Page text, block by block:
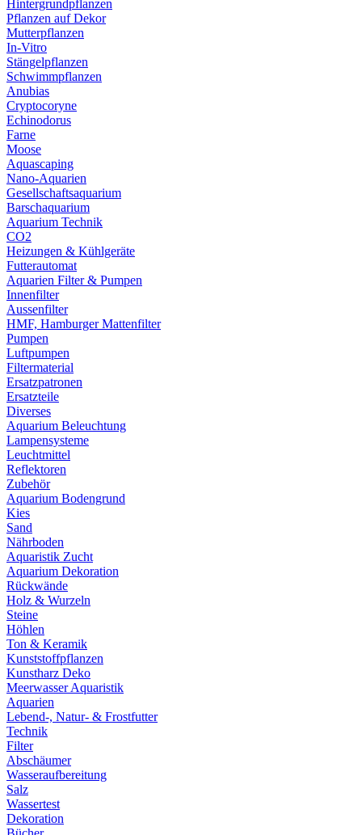
Hintergrundpflanzen
Pflanzen auf Dekor
Mutterpflanzen
In-Vitro
Stängelpflanzen
Schwimmpflanzen
Anubias
Cryptocoryne
Echinodorus
Farne
Moose
Aquascaping
Nano-Aquarien
Gesellschaftsaquarium
Barschaquarium
Aquarium Technik
CO2
Heizungen & Kühlgeräte
Futterautomat
Aquarien Filter & Pumpen
Innenfilter
Aussenfilter
HMF, Hamburger Mattenfilter
Pumpen
Luftpumpen
Filtermaterial
Ersatzpatronen
Ersatzteile
Diverses
Aquarium Beleuchtung
Lampensysteme
Leuchtmittel
Reflektoren
Zubehör
Aquarium Bodengrund
Kies
Sand
Nährboden
Aquaristik Zucht
Aquarium Dekoration
Rückwände
Holz & Wurzeln
Steine
Höhlen
Ton & Keramik
Kunststoffpflanzen
Kunstharz Deko
Meerwasser Aquaristik
Aquarien
Lebend-, Natur- & Frostfutter
Technik
Filter
Abschäumer
Wasseraufbereitung
Salz
Wassertest
Dekoration